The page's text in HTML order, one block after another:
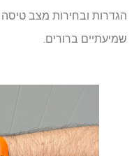
הגדרות ובחירות מצב
שמיעתיים ברורים.